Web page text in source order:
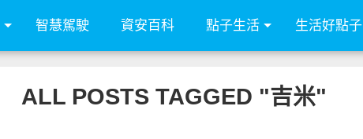
智慧駕駛 資安百科 點子生活 生活好點子
ALL POSTS TAGGED "吉米"